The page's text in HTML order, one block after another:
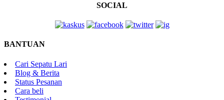
SOCIAL
BANTUAN
Cari Sepatu Lari
Blog & Berita
Status Pesanan
Cara beli